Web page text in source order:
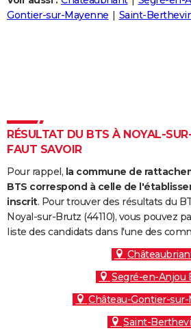
Destinations
City break
Voyage nature
Voyage de noces
Forum
Climat
+
PHOTO
Carte de Noël
Carte Bonne année
Carte Saint-Valentin
Carte Pâques
Carte d'anniversaire
DICTIONNAIRE
Dictionnaire
Biographies
Citations
Expressions
Proverbes
PROGRAMME TV
COPAINS D'AVANT
S'inscrire
Se connecter
Lycées
Collèges
Primaires
Universités
Entreprises
Service militaire
Avis de recherche
AVIS DE DÉCÈS
FORUM
Gontier-sur-Mayenne
Saint-
RÉSULTAT DU BTS À NOYAL-
FAUT SAVOIR
Pour rappel, la commune de
BTS correspond à celle de
inscrit. Pour trouver des résultats du
Noyal-sur-Brutz (44110), vous pouvez
liste des candidats dans l'une des
Segré-en-Anjou
Château-Gontier-
Saint-